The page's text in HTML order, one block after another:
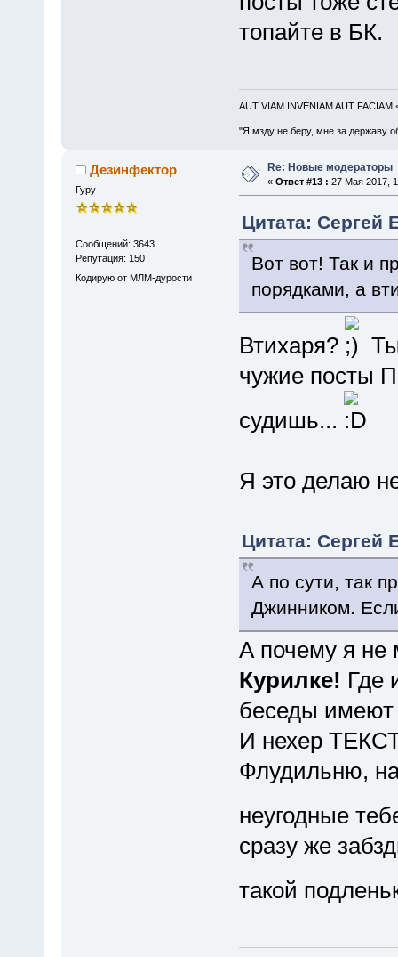
топайте в БК.
AUT VIAM INVENIAM AUT FACIAM
"Я мзду не беру, мне за державу
Дезинфектор
Гуру
Сообщений: 3643
Репутация: 150
Кодирую от МЛМ-дурости
Re: Новые модераторы
« Ответ #13 : 27 Мая 2017,
Цитата: Сергей
Вот вот! Так и
порядками, а
Втихаря?
чужие посты
судишь...
Я это делаю
Цитата: Сергей
А по сути, так
Джинником.
А почему я не
Курилке! Где
беседы имеют
И нехер
Флудильню,
неугодные
сразу же
такой